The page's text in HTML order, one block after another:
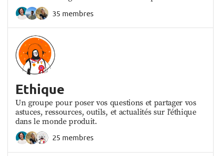
35 membres
Ethique
Un groupe pour poser vos questions et partager vos
astuces, ressources, outils, et actualités sur l'éthique
dans le monde produit.
25 membres